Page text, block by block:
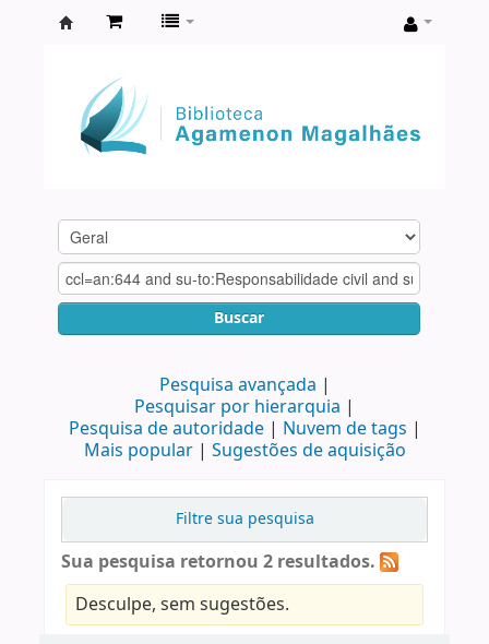
Agamenon
Magalhães
Buscar
Pesquisa avançada
Pesquisar por hierarquia
Pesquisa de autoridade
Nuvem de tags
Mais popular
Sugestões de aquisição
Filtre sua pesquisa
Sua pesquisa retornou 2 resultados.
Desculpe, sem sugestões.